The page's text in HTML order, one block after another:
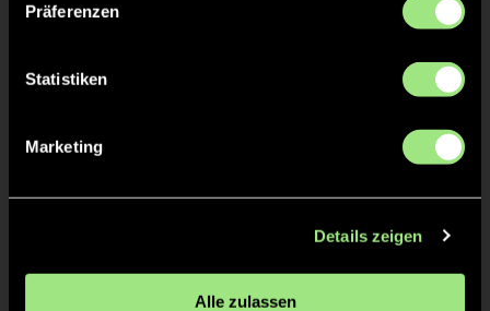
Präferenzen
Statistiken
Marketing
Details zeigen
Alle zulassen
Tore & Karten
Till K., 9’
2/4